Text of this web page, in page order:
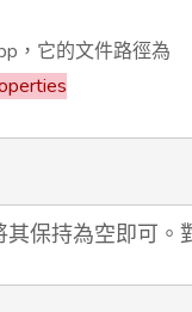
，它的文件路徑為
保持為空即可。